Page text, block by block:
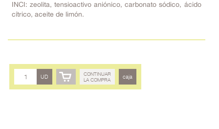
INCI: zeolita, tensioactivo aniónico, carbonato sódico, ácido
cítrico, aceite de limón.
UD
CONTINUAR
LA COMPRA
caja